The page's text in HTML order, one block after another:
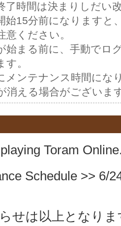
時間は決まりしだい
15分前になりますと
ください。
まる前に、手動でロ
。
メンテナンス時間にな
消える場合がございま
Toram
Schedule >> 6/
せは以上となりま